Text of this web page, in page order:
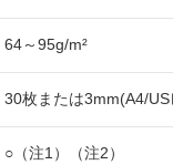
64～95g/m²
30枚または3mm(A4/
○（注1）（注2）